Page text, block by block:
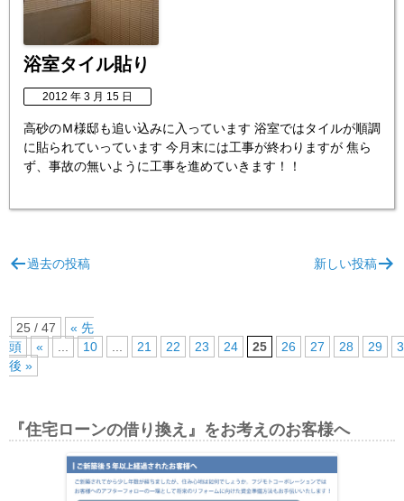
浴室タイル貼り
2012 年 3 月 15 日
高砂のＭ様邸も追い込みに入っています 浴室ではタイルが順調
に貼られていっています 今月末には工事が終わりますが 焦ら
ず、事故の無いように工事を進めていきます！！
稿
ビ
ゲ
ー
ョ
過去の投稿 新しい投稿
25 / 47
« 先
頭
« 10 21 22 23 24 25 26 27 28 29
後 »
『住宅ローンの借り換え』をお考えのお客様へ